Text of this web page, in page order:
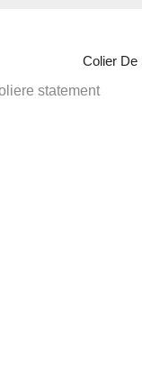
Colier De
statement